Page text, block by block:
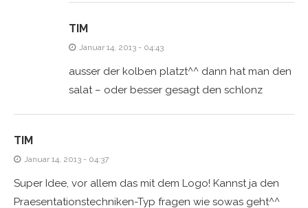
TIM
Januar 14, 2013 - 04:43
ausser der kolben platzt^^ dann hat man den
salat – oder besser gesagt den schlonz
TIM
Januar 14, 2013 - 04:37
Super Idee, vor allem das mit dem Logo! Kannst ja den
Praesentationstechniken-Typ fragen wie sowas geht^^